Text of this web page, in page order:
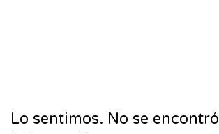
Lo sentimos. No se encontró